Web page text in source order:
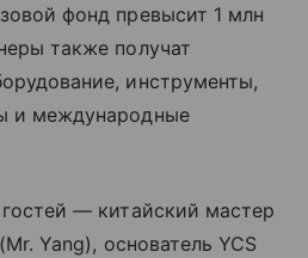
фонд превысит 1 млн
также получат
инструменты,
и международные
— китайский мастер
Yang), основатель YCS